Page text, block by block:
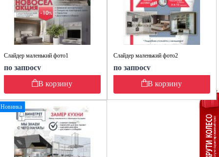
Слайдер маленький фото1
по запросу
В корзину
Слайдер маленький фото2
по запросу
В корзину
Новинка